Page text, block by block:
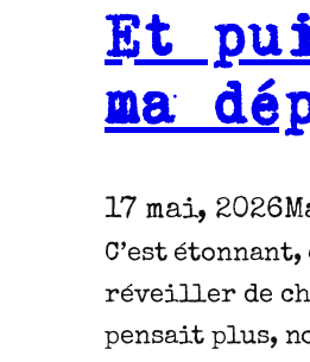
Et
ma
17 mai, 2026
C’est
réveiller de
pensait plus,